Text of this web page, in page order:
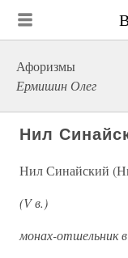
Афоризмы
Ермишин Олег
Нил
Нил Синайский
(V в.)
монах-отшельник